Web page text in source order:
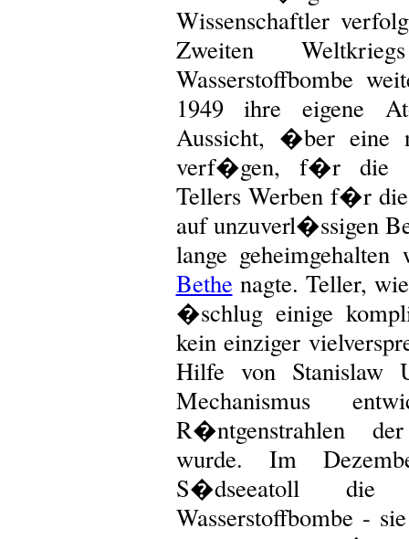
Wissenschaftler
Zweiten
Wasserstoffbombe
1949 ihre eigene
Aussicht, �ber eine
verf�gen, f�r die
Tellers Werben f�r
auf unzuverl�ssigen
lange
Bethe nagte. Teller,
�schlug einige
kein einziger
Hilfe von Stanislaw
Mechanismus
R�ntgenstrahlen
wurde. Im
S�dseeatoll
Wasserstoffbombe -